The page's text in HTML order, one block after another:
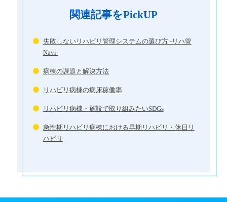
関連記事をPickUP
失敗しないリハビリ管理システムの選び方 -リハ管
Navi-
病棟の課題と解決方法
リハビリ病棟の病床稼働率
リハビリ病棟・施設で取り組みたいSDGs
急性期リハビリ病棟における早期リハビリ・休日リ
ハビリ